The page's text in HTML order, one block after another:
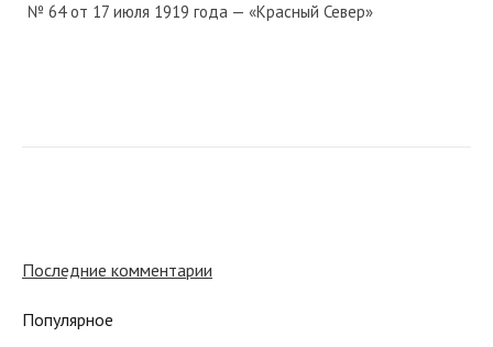
№ 64 от 17 июля 1919 года — «Красный Север»
Последние комментарии
Популярное